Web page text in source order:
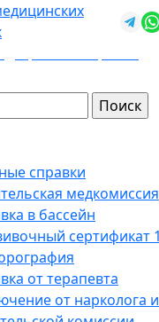
справки
медкомиссия
в бассейн
сертификат
от терапевта
от нарколога